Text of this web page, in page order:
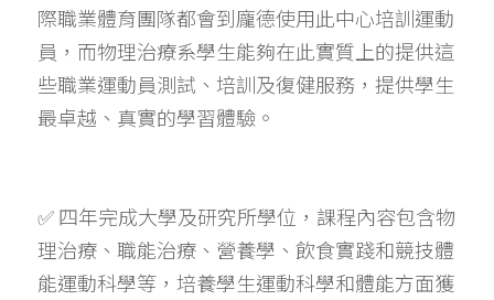
際職業體育團隊都會到龐德使用此中心培訓運動
員，而物理治療系學生能夠在此實質上的提供這
些職業運動員測試、培訓及復健服務，提供學生
最卓越、真實的學習體驗。
✅ 四年完成大學及研究所學位，課程內容包含物
理治療、職能治療、營養學、飲食實踐和競技體
能運動科學等，培養學生運動科學和體能方面獲